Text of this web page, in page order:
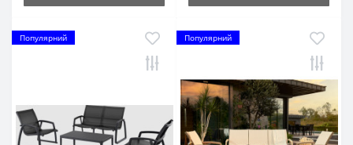
Популярний Популярний